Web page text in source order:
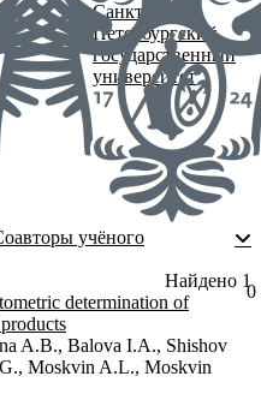
Санкт-
Петербургский
государственный
университет
учёного
Найдено 1
determination of
A.B., Balova I.A., Shishov
Moskvin A.L., Moskvin
0